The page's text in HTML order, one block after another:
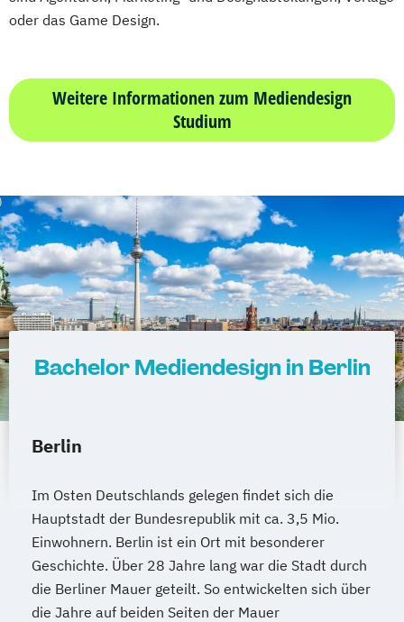
oder das Game Design.
Weitere Informationen zum Mediendesign
Studium
Bachelor Mediendesign in Berlin
Berlin
Im Osten Deutschlands gelegen findet sich die
Hauptstadt der Bundesrepublik mit ca. 3,5 Mio.
Einwohnern. Berlin ist ein Ort mit besonderer
Geschichte. Über 28 Jahre lang war die Stadt durch
die Berliner Mauer geteilt. So entwickelten sich über
die Jahre auf beiden Seiten der Mauer